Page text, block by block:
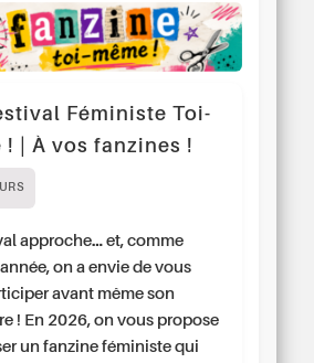
Féministe Toi-
! | À vos fanzines !
approche… et, comme
on a envie de vous
avant même son
! En 2026, on vous propose
un fanzine féministe qui